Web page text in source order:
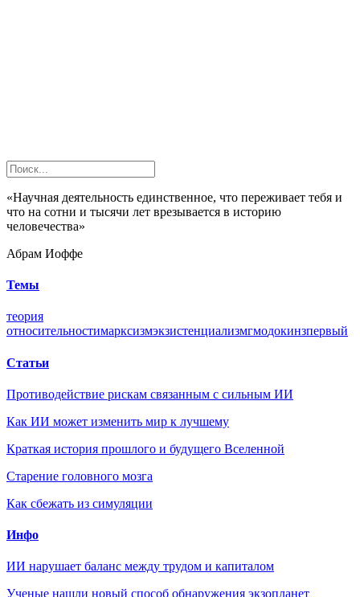
«Научная деятельность единственное, что переживает тебя и
что на сотни и тысячи лет врезывается в историю
человечества»
Абрам Иоффе
Темы
теория
относительностимарксизмэкзистенциализмгмодокинзпервый
Статьи
Противодействие рискам связанным с сильным ИИ
Как ИИ может изменить мир к лучшему
Краткая история прошлого и будущего Вселенной
Старение головного мозга
Как сбежать из симуляции
Инфо
ИИ нарушает баланс между трудом и капиталом
Ученые нашли новый способ обнаружения экзопланет